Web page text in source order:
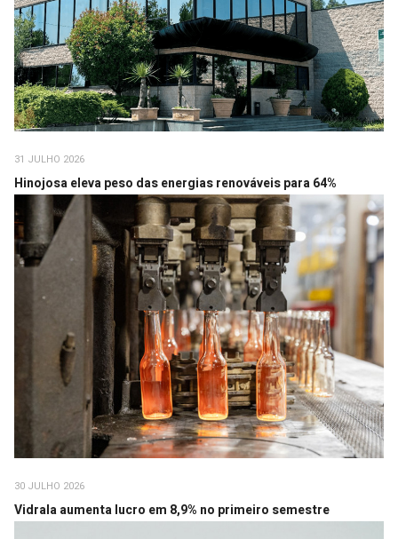
31 JULHO 2026
Hinojosa eleva peso das energias renováveis para 64%
30 JULHO 2026
Vidrala aumenta lucro em 8,9% no primeiro semestre